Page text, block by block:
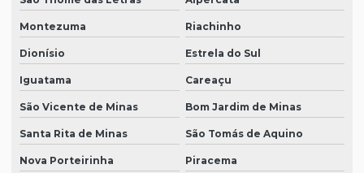
Montezuma Riachinho
Dionísio Estrela do Sul
Iguatama Careaçu
São Vicente de Minas Bom Jardim de Minas
Santa Rita de Minas São Tomás de Aquino
Nova Porteirinha Piracema